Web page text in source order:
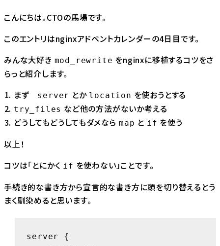
こんにちは。CTOの馬場です。
このエントリはnginxアドベントカレンダーの4日目です。
みんな大好き mod_rewrite をnginxに移植するコツをさ
らっと紹介します。
まず
server とか location を使おうとする
try_files など他の方法がないか考える
どうしてもどうしてもダメなら map と if を使う
以上！
コツは「とにかく if を使わない」ことです。
手続き的な書き方から宣言的な書き方に頭を切り替えるとう
まく馴染めると思います。
server {